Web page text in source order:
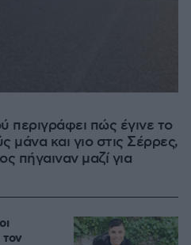
πώς έγινε το
μάνα και γιο στις Σέρρες,
πήγαιναν μαζί για
τον